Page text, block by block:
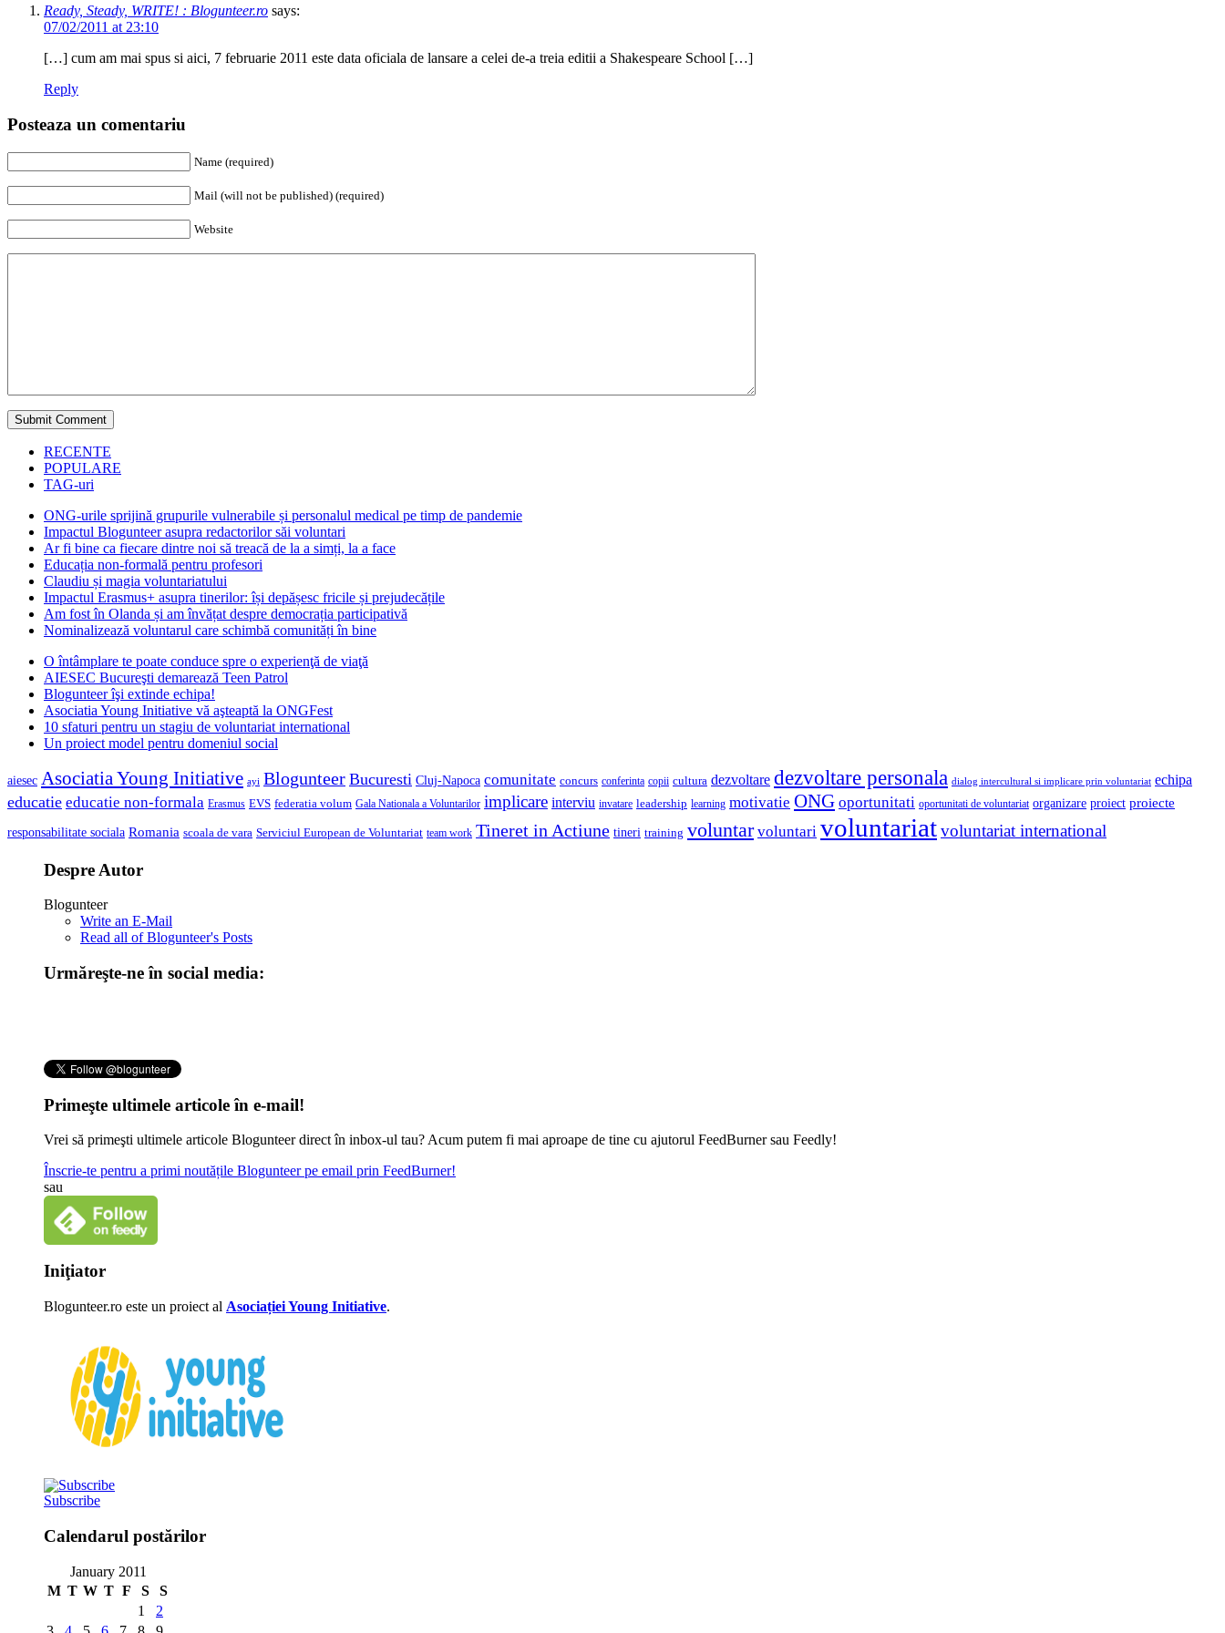
Ready, Steady, WRITE! : Blogunteer.ro says:
07/02/2011 at 23:10
[…] cum am mai spus si aici, 7 februarie 2011 este data oficiala de lansare a celei de-a treia editii a Shakespeare School […]
Reply
Posteaza un comentariu
Name (required)
Mail (will not be published) (required)
Website
RECENTE
POPULARE
TAG-uri
ONG-urile sprijină grupurile vulnerabile și personalul medical pe timp de pandemie
Impactul Blogunteer asupra redactorilor săi voluntari
Ar fi bine ca fiecare dintre noi să treacă de la a simți, la a face
Educația non-formală pentru profesori
Claudiu și magia voluntariatului
Impactul Erasmus+ asupra tinerilor: își depășesc fricile și prejudecățile
Am fost în Olanda și am învățat despre democrația participativă
Nominalizează voluntarul care schimbă comunități în bine
O întâmplare te poate conduce spre o experienţă de viaţă
AIESEC Bucureşti demarează Teen Patrol
Blogunteer îşi extinde echipa!
Asociatia Young Initiative vă aşteaptă la ONGFest
10 sfaturi pentru un stagiu de voluntariat international
Un proiect model pentru domeniul social
aiesec Asociatia Young Initiative ayi Blogunteer Bucuresti Cluj-Napoca comunitate concurs conferinta copii cultura dezvoltare dezvoltare personala dialog intercultural si implicare prin voluntariat echipa
educatie educatie non-formala Erasmus EVS federatia volum Gala Nationala a Voluntarilor implicare interviu invatare leadership learning motivatie ONG oportunitati oportunitati de voluntariat organizare proiect proiecte
responsabilitate sociala Romania scoala de vara Serviciul European de Voluntariat team work Tineret in Actiune tineri training voluntar voluntari voluntariatvoluntariat international
Despre Autor
Blogunteer
Write an E-Mail
Read all of Blogunteer's Posts
Urmăreşte-ne în social media:
Primeşte ultimele articole în e-mail!
Vrei să primeşti ultimele articole Blogunteer direct în inbox-ul tau? Acum putem fi mai aproape de tine cu ajutorul FeedBurner sau Feedly!
Înscrie-te pentru a primi noutățile Blogunteer pe email prin FeedBurner!
sau
Iniţiator
Blogunteer.ro este un proiect al Asociației Young Initiative.
Subscribe
Calendarul postărilor
January 2011
M T W T F S
S
1
2